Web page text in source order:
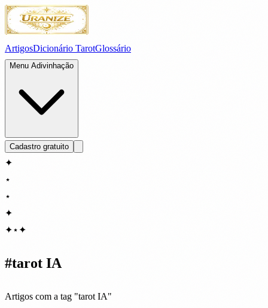
ArtigosDicionário TarotGlossário
Menu Adivinhação
Cadastro gratuito
✦
⋆
⋆
✦
✦⋆✦
#tarot IA
Artigos com a tag "tarot IA"